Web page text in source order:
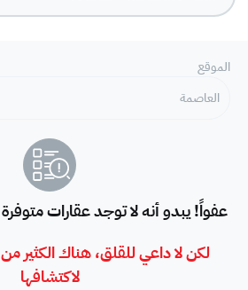
الموقع
العاصمة
عفواً! يبدو أنه لا توجد عقارات
لكن لا داعي للقلق، هناك الكثير
لاكتشافها